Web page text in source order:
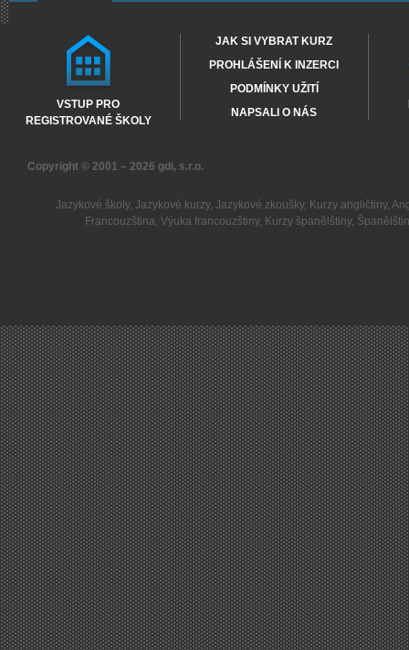
VSTUP PRO
REGISTROVANÉ ŠKOLY
JAK SI VYBRAT KURZ
PROHLÁŠENÍ K INZERCI
PODMÍNKY UŽITÍ
NAPSALI O NÁS
Copyright © 2001 – 2026 gdi, s.r.o.
Jazykové školy, Jazykové kurzy, Jazykové zkoušky, Kurzy angličtiny,
Francouzština,Výuka francouzštiny, Kurzy španělštiny,